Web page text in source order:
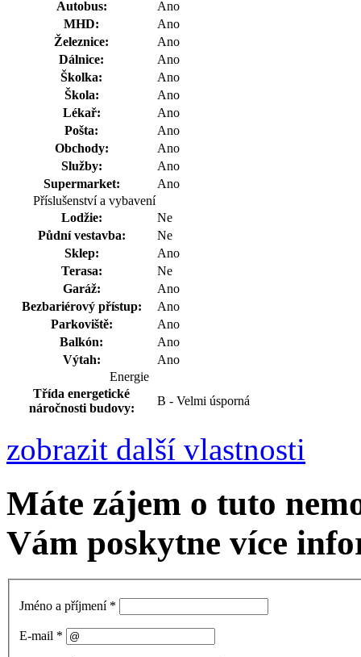
Autobus:
Ano
MHD:
Ano
Železnice:
Ano
Dálnice:
Ano
Školka:
Ano
Škola:
Ano
Lékař:
Ano
Pošta:
Ano
Obchody:
Ano
Služby:
Ano
Supermarket:
Ano
Příslušenství a vybavení
Lodžie:
Ne
Půdní vestavba:
Ne
Sklep:
Ano
Terasa:
Ne
Garáž:
Ano
Bezbariérový přístup:
Ano
Parkoviště:
Ano
Balkón:
Ano
Výtah:
Ano
Energie
Třída energetické
náročnosti budovy:
B - Velmi úsporná
zobrazit další vlastnosti
Máte zájem o tuto
Vám poskytne více
Jméno a příjmení *
E-mail *